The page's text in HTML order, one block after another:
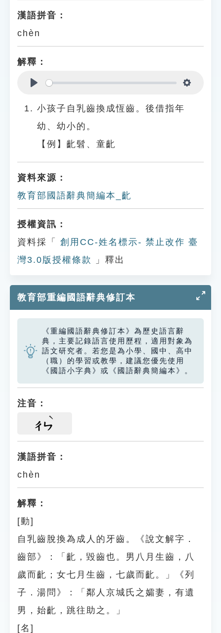
漢語拼音：
chèn
解釋：
小孩子自乳齒換成恆齒。後借指年
幼、幼小的。
【例】齔髫、童齔
資料來源：
教育部國語辭典簡編本_齔
授權資訊：
資料採「
創用CC-姓名標示- 禁止改作 臺
灣3.0版授權條款
」釋出
教育部重編國語辭典修訂本
《重編國語辭典修訂本》為歷史語言辭
典，主要記錄語言使用歷程，適用對象為
語文研究者。若您是為小學、國中、高中
（職）的學習或教學，建議您優先使用
《國語小字典》或《國語辭典簡編本》。
注音：
ㄔㄣ
漢語拼音：
chèn
解釋：
[動]
自乳齒脫換為成人的牙齒。《說文解字．
齒部》：「齔，毀齒也。男八月生齒，八
歲而齔；女七月生齒，七歲而齔。」《列
子．湯問》：「鄰人京城氏之孀妻，有遺
男，始齔，跳往助之。」
[名]